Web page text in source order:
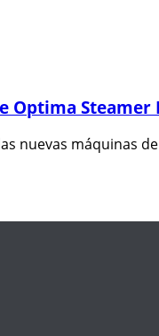
Optima Steamer
nuevas máquinas